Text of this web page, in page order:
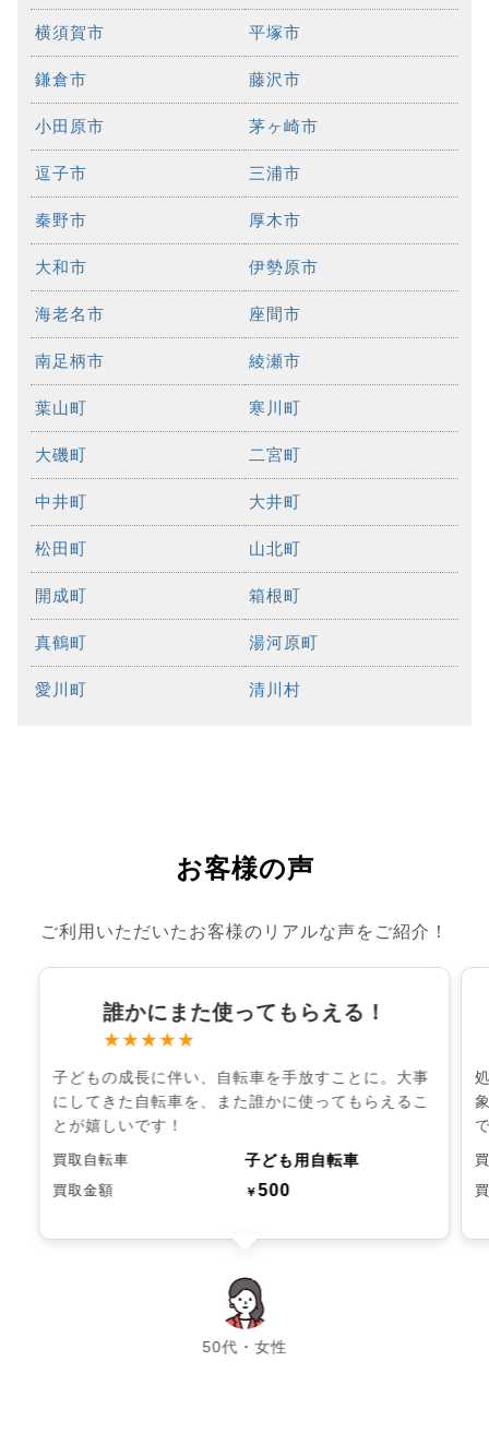
横須賀市 平塚市
鎌倉市 藤沢市
小田原市 茅ヶ崎市
逗子市 三浦市
秦野市 厚木市
大和市 伊勢原市
海老名市 座間市
南足柄市 綾瀬市
葉山町 寒川町
大磯町 二宮町
中井町 大井町
松田町 山北町
開成町 箱根町
真鶴町 湯河原町
愛川町 清川村
お客様の声
ご利用いただいたお客様のリアルな声をご紹介！
誰かにまた使ってもらえる！
★★★★★
子どもの成長に伴い、自転車を手放すことに。大事
にしてきた自転車を、また誰かに使ってもらえるこ
とが嬉しいです！
買取自転車 子ども用自転車
買取金額 ￥500
50代・女性
chevron_left chevron_right